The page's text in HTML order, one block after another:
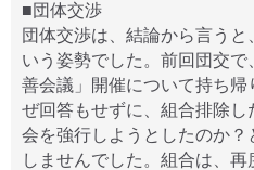
■団体交渉
団体交渉は、結論から言う
いう姿勢でした。前回団交
善会議」開催について持ち
ぜ回答もせずに、組合排除
会を強行しようとしたのか
しませんでした。組合は、